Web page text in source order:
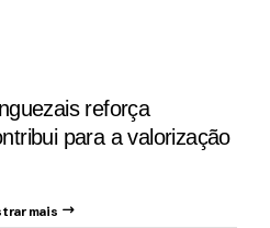
reforça
para a valorização
mais